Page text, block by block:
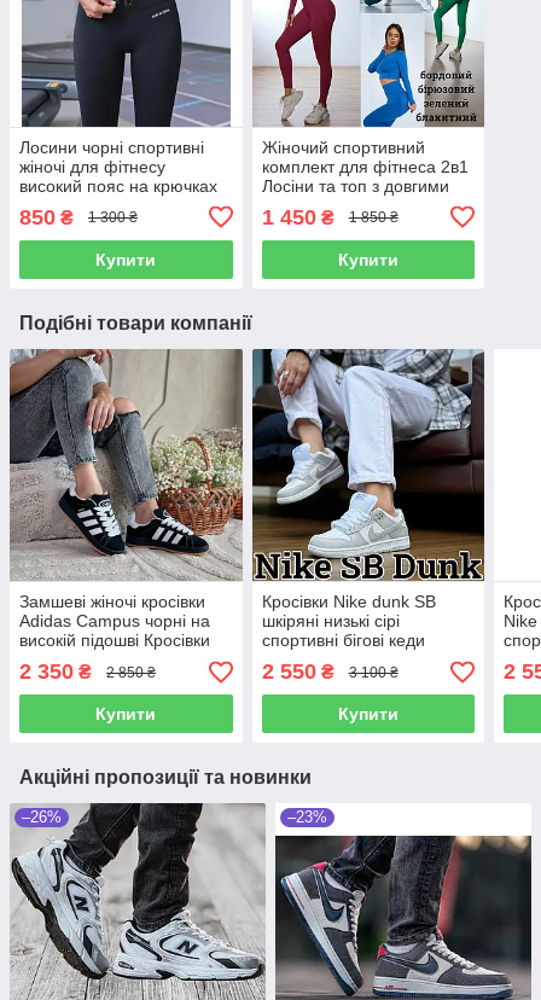
Лосини чорні спортивні
жіночі для фітнесу
високий пояс на крючках
Легінси для тренувань бігу
батальні розміри
850 ₴ 1 300 ₴
Купити
Жіночий спортивний
комплект для фітнеса 2в1
Лосіни та топ з довгими
бордовий для тренувань
1 450₴ 1 850 ₴
Купити
Подібні товари компанії
Замшеві жіночі кросівки
Adidas Campus чорні на
високій підошві Кросівки
класичні адідас кампус на
шнурівці
2 350 ₴ 2 850 ₴
Купити
Кросівки Nike dunk SB
шкіряні низькі сірі
спортивні бігові кеди
молодіжні найк весна
осінь
2 550₴ 3 100 ₴
Купити
Nike
2
Акційні пропозиції та новинки
–26% –23%